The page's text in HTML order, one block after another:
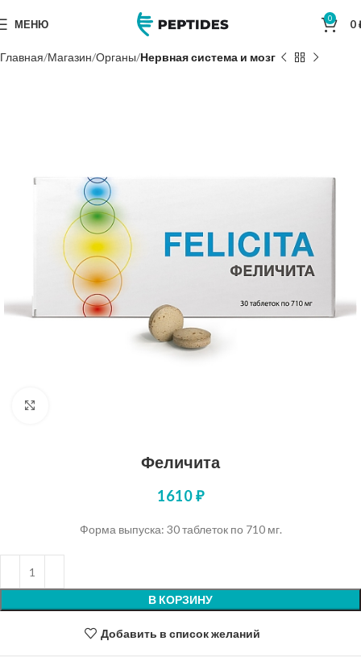
МЕНЮ 0 0
Главная Магазин Органы Нервная система и мозг
Феличита
1610₽
Форма выпуска: 30 таблеток по 710 мг.
В КОРЗИНУ
Добавить в список желаний